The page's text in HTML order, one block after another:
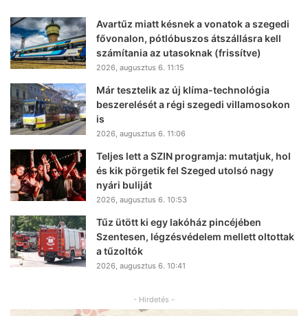
Avartűz miatt késnek a vonatok a szegedi
fővonalon, pótlóbuszos átszállásra kell
számítania az utasoknak (frissítve)
2026, augusztus 6. 11:15
Már tesztelik az új klíma-technológia
beszerelését a régi szegedi villamosokon
is
2026, augusztus 6. 11:06
Teljes lett a SZIN programja: mutatjuk, hol
és kik pörgetik fel Szeged utolsó nagy
nyári buliját
2026, augusztus 6. 10:53
Tűz ütött ki egy lakóház pincéjében
Szentesen, légzésvédelem mellett oltottak
a tűzoltók
2026, augusztus 6. 10:41
- Hirdetés -